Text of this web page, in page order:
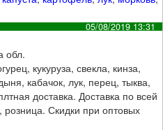
05/08/2019 13:31
обл.
кукуруза, свекла, кинза,
кабачок, лук, перец, тыква,
доставка. Доставка по всей
Скидки при оптовых